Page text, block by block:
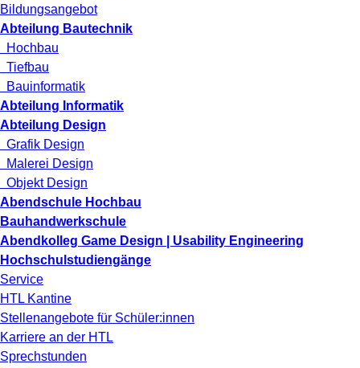
Bildungsangebot
Abteilung Bautechnik
Hochbau
Tiefbau
Bauinformatik
Abteilung Informatik
Abteilung Design
Grafik Design
Malerei Design
Objekt Design
Abendschule Hochbau
Bauhandwerkschule
Abendkolleg Game Design | Usability Engineering
Hochschulstudiengänge
Service
HTL Kantine
Stellenangebote für Schüler:innen
Karriere an der HTL
Sprechstunden